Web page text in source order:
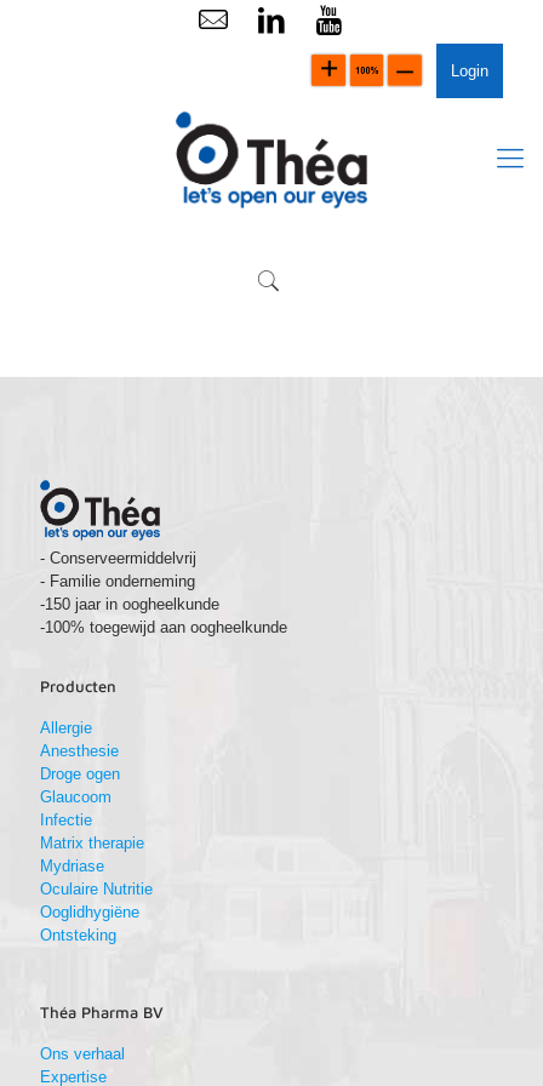
Login
- Conserveermiddelvrij
- Familie onderneming
-150 jaar in oogheelkunde
-100% toegewijd aan oogheelkunde
Producten
Allergie
Anesthesie
Droge ogen
Glaucoom
Infectie
Matrix therapie
Mydriase
Oculaire Nutritie
Ooglidhygiëne
Ontsteking
Théa Pharma BV
Ons verhaal
Expertise